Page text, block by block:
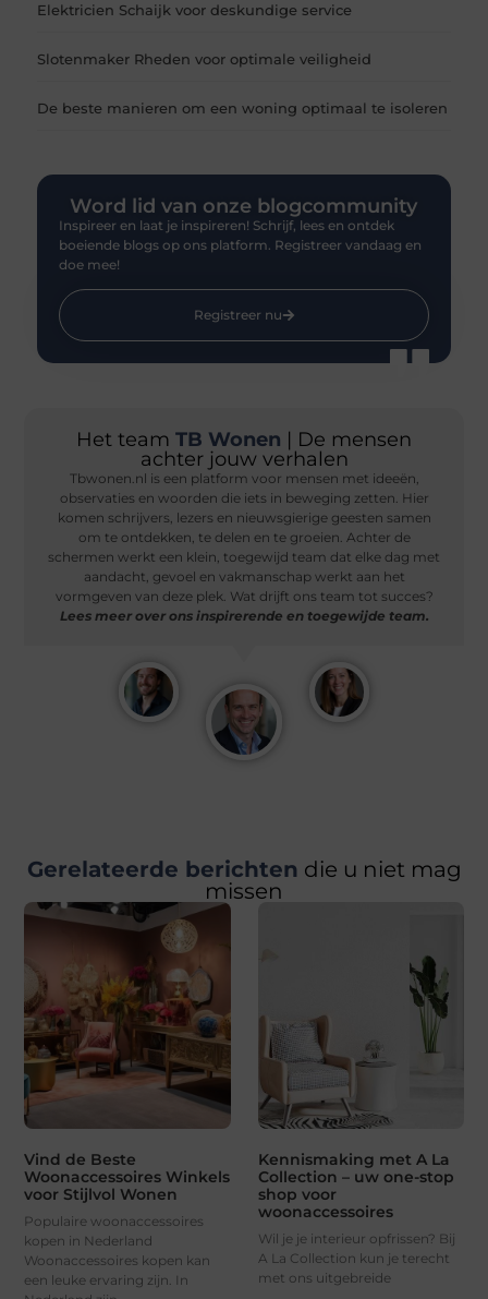
Elektricien Schaijk voor deskundige service
Slotenmaker Rheden voor optimale veiligheid
De beste manieren om een woning optimaal te isoleren
Word lid van onze blogcommunity
Inspireer en laat je inspireren! Schrijf, lees en ontdek
boeiende blogs op ons platform. Registreer vandaag en
doe mee!
Registreer nu
Het team TB Wonen | De mensen
achter jouw verhalen
Tbwonen.nl is een platform voor mensen met ideeën,
observaties en woorden die iets in beweging zetten. Hier
komen schrijvers, lezers en nieuwsgierige geesten samen
om te ontdekken, te delen en te groeien. Achter de
schermen werkt een klein, toegewijd team dat elke dag met
aandacht, gevoel en vakmanschap werkt aan het
vormgeven van deze plek. Wat drijft ons team tot succes?
Lees meer over ons inspirerende en toegewijde team.
Gerelateerde berichten die u niet mag
missen
Vind de Beste
Woonaccessoires Winkels
voor Stijlvol Wonen
Populaire woonaccessoires
kopen in Nederland
Woonaccessoires kopen kan
een leuke ervaring zijn. In
Kennismaking met A La
Collection – uw one-stop
shop voor
woonaccessoires
Wil je je interieur opfrissen? Bij
A La Collection kun je terecht
met ons uitgebreide